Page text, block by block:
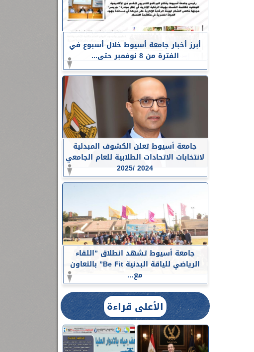
أبرز أخبار جامعة أسيوط خلال أسبوع في
الفترة من 8 نوفمبر حتى...
جامعة أسيوط تعلن الكشوف المبدئية
لانتخابات الاتحادات الطلابية للعام الجامعي
2024 /2025
جامعة أسيوط تشهد انطلاق ”اللقاء
الرياضي للياقة البدنية Be Fit” بالتعاون
مع...
الأعلى قراءة